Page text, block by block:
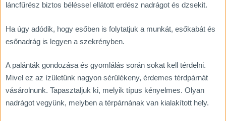
láncfűrész biztos béléssel ellátott erdész nadrágot és dzsekit.
Ha úgy adódik, hogy esőben is folytatjuk a munkát, esőkabát és
esőnadrág is legyen a szekrényben.
A palánták gondozása és gyomlálás során sokat kell térdelni.
Mivel ez az ízületünk nagyon sérülékeny, érdemes térdpárnát
vásárolnunk. Tapasztaljuk ki, melyik típus kényelmes. Olyan
nadrágot vegyünk, melyben a térpárnának van kialakított hely.